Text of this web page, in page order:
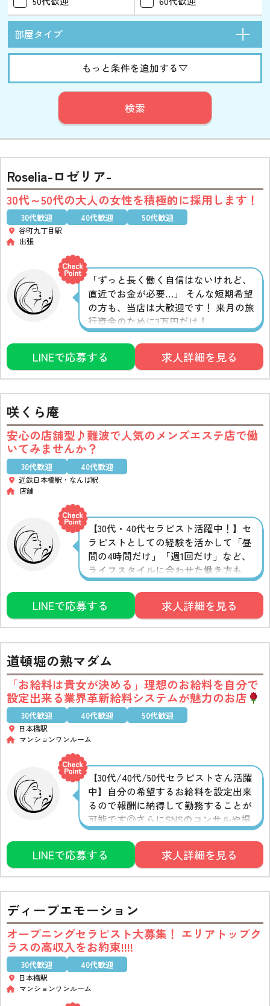
部屋タイプ
もっと条件を追加する▽
検索
Roselia-ロゼリア-
30代～50代の大人の女性を積極的に採用します！
30代歓迎 40代歓迎 50代歓迎
谷町九丁目駅
出張
「ずっと長く働く自信はないけれど、
直近でお金が必要…」 そんな短期希望
の方も、当店は大歓迎です！ 来月の旅
行資金のために3万円だけ！
LINEで応募する 求人詳細を見る
咲くら庵
安心の店舗型♪難波で人気のメンズエステ店で働
いてみませんか？
30代歓迎 40代歓迎
近鉄日本橋駅・なんば駅
店舗
【30代・40代セラピスト活躍中！】セ
ラピストとしての経験を活かして「昼
間の4時間だけ」「週1回だけ」など、
ライフスタイルに合わせた働き方も
OK♪主婦の方も大歓迎です！ 未経験の
方には、専任トレーナーによるオイル
マッサージ研修をご用意。技術をしっ
かり身につけたうえで安心してデビュ
ーできます◎
LINEで応募する 求人詳細を見る
道頓堀の熟マダム
「お給料は貴女が決める」理想のお給料を自分で
設定出来る業界革新給料システムが魅力のお店
30代歓迎 40代歓迎 50代歓迎
日本橋駅
マンションワンルーム
【30代/40代/50代セラピストさん活躍
中】自分の希望するお給料を設定出来
るので報酬に納得して勤務することが
可能です◎さらにSNSのコンサルや撮
影スタジオ、個人WEBサイトなどを駆
使して貴女を完全プロデュース
ピストさんの魅力を最大限に引き出
し、売り出すことで稼ぎに繋げます
LINEで応募する 求人詳細を見る
ディープエモーション
オープニングセラピスト大募集！ エリアトップク
ラスの高収入をお約束!!!!
30代歓迎 40代歓迎
日本橋駅
マンションワンルーム